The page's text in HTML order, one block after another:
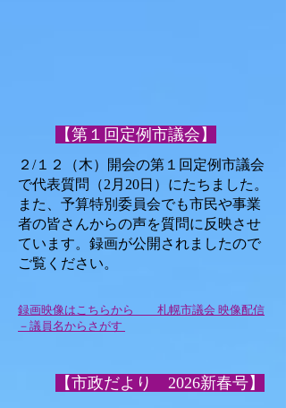
【第１回定例市議会】
２/１２（木）開会の第１回定例市議会
で代表質問（2月20日）にたちました。
また、予算特別委員会でも市民や事業
者の皆さんからの声を質問に反映させ
ています。録画が公開されましたので
ご覧ください。
録画映像はこちらから 札幌市議会 映像配信
－議員名からさがす
【市政だより 2026新春号】